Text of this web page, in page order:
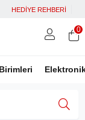
HEDİYE REHBERİ
0